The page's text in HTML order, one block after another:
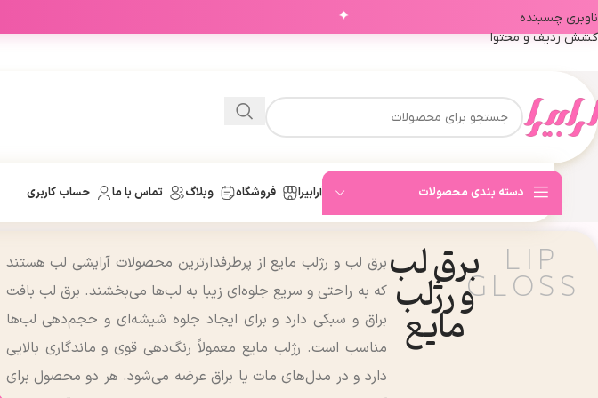
✦
ناوبری چسبنده
کشش ردیف و محتوا
دسته بندی محصولات آرابیرا فروشگاه وبلاگ تماس با ما حساب کاربری
LIP
GLOSSبرق لب
و رژلب
مایع
برق لب و رژلب مایع از پرطرفدارترین محصولات آرایشی لب هستند
که به راحتی و سریع جلوه‌ای زیبا به لب‌ها می‌بخشند. برق لب بافت
براق و سبکی دارد و برای ایجاد جلوه شیشه‌ای و حجم‌دهی لب‌ها
مناسب است. رژلب مایع معمولاً رنگ‌دهی قوی و ماندگاری بالایی
دارد و در مدل‌های مات یا براق عرضه می‌شود. هر دو محصول برای